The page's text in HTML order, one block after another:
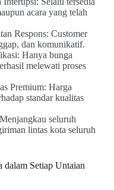
acara yang telah
Respons: Customer
dan komunikatif.
Hanya bunga
melewati proses
Premium: Harga
standar kualitas
seluruh
lintas kota seluruh
Setiap Untaian